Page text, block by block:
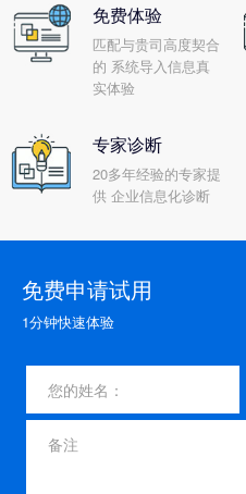
免费体验
匹配与贵司高度契合
的 系统导入信息真
实体验
专家诊断
20多年经验的专家提
供 企业信息化诊断
免费申请试用
1分钟快速体验